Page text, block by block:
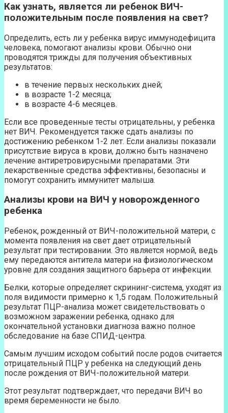
Как узнать, является ли ребенок ВИЧ-
положительным после появления на свет?
Определить, есть ли у ребенка вирус иммунодефицита
человека, помогают анализы крови. Обычно они
проводятся трижды для получения объективных
результатов:
в течение первых нескольких дней;
в возрасте 1-2 месяца;
в возрасте 4-6 месяцев.
Если все проведенные тесты отрицательны, у ребенка
нет ВИЧ. Рекомендуется также сдать анализы по
достижению ребенком 1-2 лет. Если анализы показали
присутствие вируса в крови, должно быть назначено
лечение антиретровирусными препаратами. Эти
лекарственные средства эффективны, безопасны и
помогут сохранить иммунитет малыша.
Анализы крови на ВИЧ у новорожденного
ребенка
Ребенок, рожденный от ВИЧ-положительной матери, с
момента появления на свет дает отрицательный
результат при тестировании. Это является нормой, ведь
ему передаются антитела матери на физиологическом
уровне для создания защитного барьера от инфекции.
Белки, которые определяет скрининг-система, уходят из
поля видимости примерно к 1,5 годам. Положительный
результат ПЦР-анализа может свидетельствовать о
возможном заражении ребенка, однако для
окончательной установки диагноза важно полное
обследование на базе СПИД-центра.
Самым лучшим исходом событий после родов считается
отрицательный ПЦР у ребенка на следующий день
после рождения от ВИЧ-положительной матери.
Этот результат подтверждает, что передачи ВИЧ во
время беременности не было.